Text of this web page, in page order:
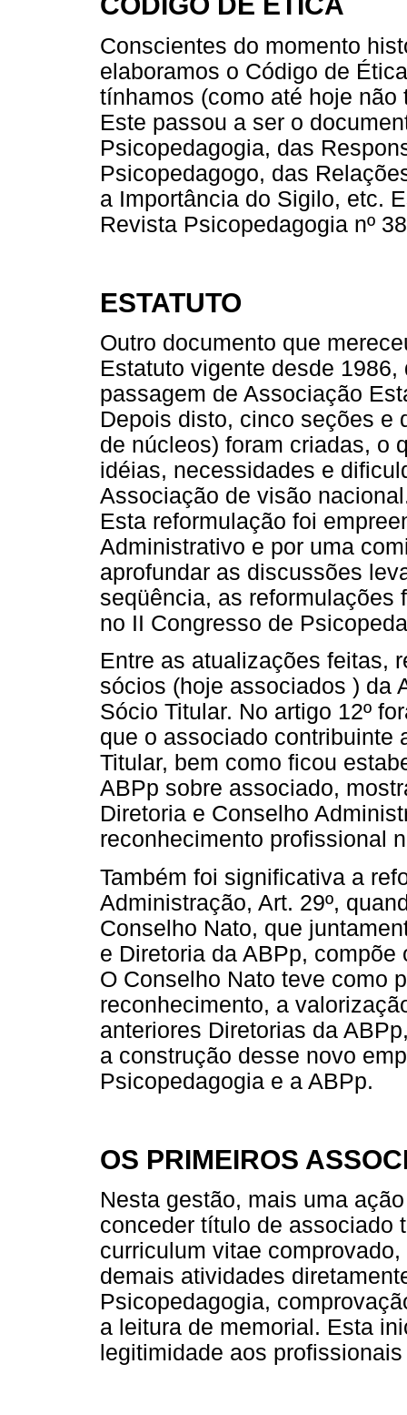
Conscientes do momento
elaboramos o Código de
tínhamos (como até hoje
Este passou a ser o
Psicopedagogia, das
Psicopedagogo, das
a Importância do Sigilo, etc.
Revista Psicopedagogia nº
ESTATUTO
Outro documento que
Estatuto vigente desde
passagem de Associação
Depois disto, cinco seções e
de núcleos) foram criadas, o
idéias, necessidades e
Associação de visão
Esta reformulação foi
Administrativo e por uma
aprofundar as discussões
seqüência, as reformulações
no II Congresso de
Entre as atualizações feitas,
sócios (hoje associados ) da
Sócio Titular. No artigo 12º
que o associado contribuinte
Titular, bem como ficou
ABPp sobre associado,
Diretoria e Conselho
reconhecimento profissional
Também foi significativa a
Administração, Art. 29º,
Conselho Nato, que
e Diretoria da ABPp,
O Conselho Nato teve como
reconhecimento, a
anteriores Diretorias da
a construção desse novo
Psicopedagogia e a ABPp.
OS PRIMEIROS
Nesta gestão, mais uma
conceder título de associado
curriculum vitae
demais atividades
Psicopedagogia,
a leitura de memorial. Esta
legitimidade aos